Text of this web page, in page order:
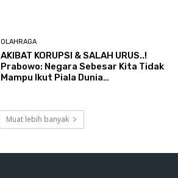
OLAHRAGA
AKIBAT KORUPSI & SALAH URUS..!
Prabowo: Negara Sebesar Kita Tidak
Mampu Ikut Piala Dunia…
Muat lebih banyak